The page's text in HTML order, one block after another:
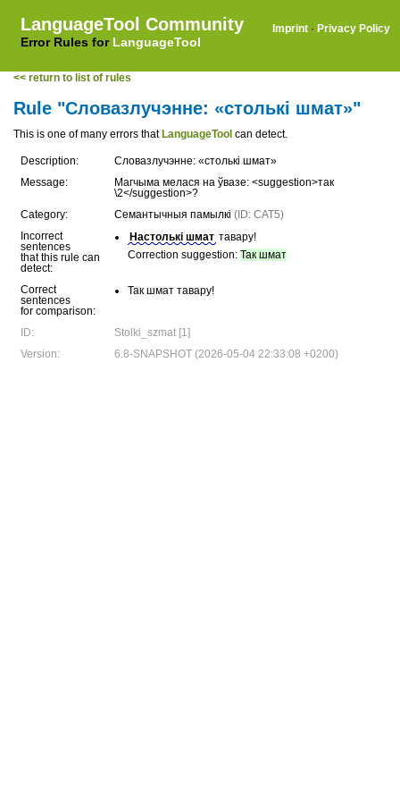
LanguageTool Community
Error Rules for LanguageTool
Imprint · Privacy Policy
<< return to list of rules
Rule "Словазлучэнне: «столькі шмат»"
This is one of many errors that LanguageTool can detect.
Description:
Словазлучэнне: «столькі шмат»
Message:
Магчыма мелася на ўвазе: <suggestion>так
\2</suggestion>?
Category:
Семантычныя памылкі (ID: CAT5)
Incorrect
sentences
that this rule can
detect:
Настолькі шмат тавару!
Correction suggestion: Так шмат
Correct
sentences
for comparison:
Так шмат тавару!
ID:
Stolki_szmat [1]
Version:
6.8-SNAPSHOT (2026-05-04 22:33:08 +0200)